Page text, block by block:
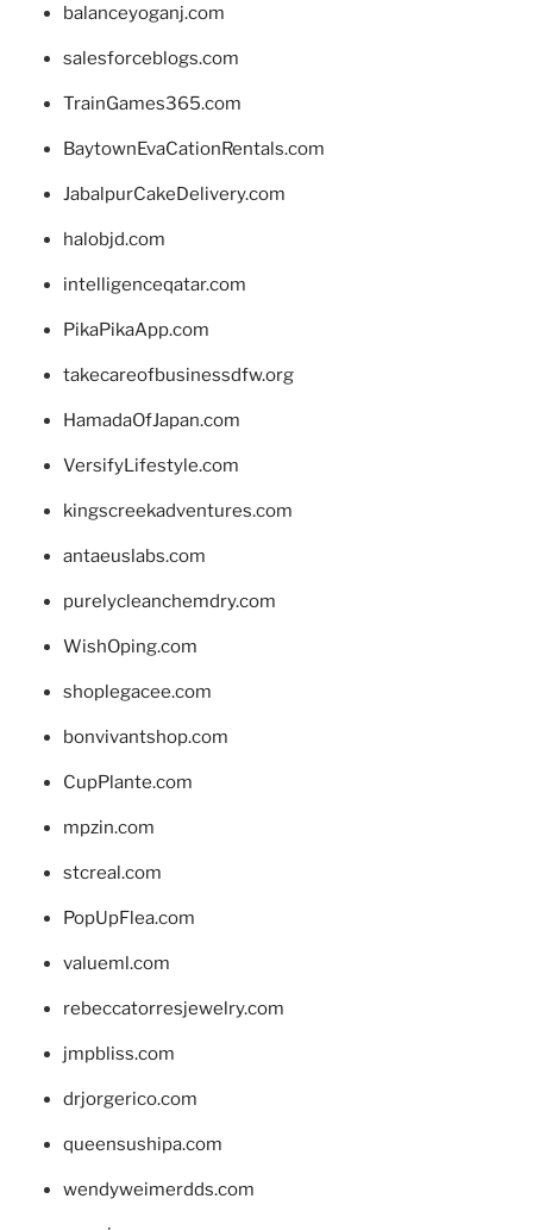
balanceyoganj.com
salesforceblogs.com
TrainGames365.com
BaytownEvaCationRentals.com
JabalpurCakeDelivery.com
halobjd.com
intelligenceqatar.com
PikaPikaApp.com
takecareofbusinessdfw.org
HamadaOfJapan.com
VersifyLifestyle.com
kingscreekadventures.com
antaeuslabs.com
purelycleanchemdry.com
WishOping.com
shoplegacee.com
bonvivantshop.com
CupPlante.com
mpzin.com
stcreal.com
PopUpFlea.com
valueml.com
rebeccatorresjewelry.com
jmpbliss.com
drjorgerico.com
queensushipa.com
wendyweimerdds.com